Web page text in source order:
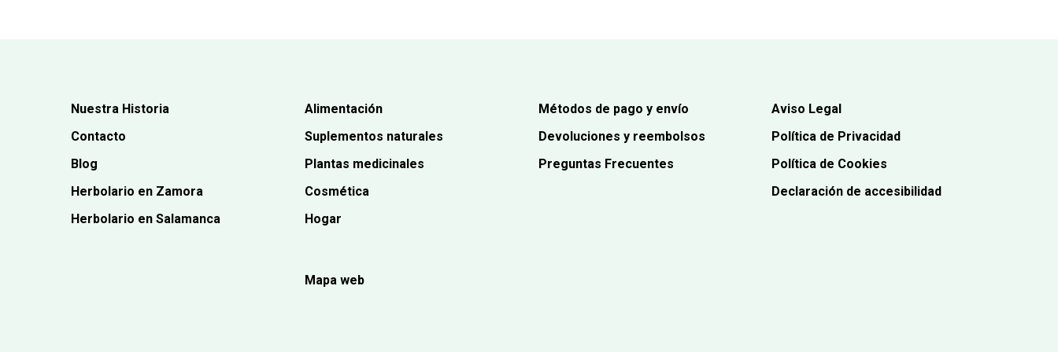
Nuestra Historia
Contacto
Blog
Herbolario en Zamora
Herbolario en Salamanca
Alimentación
Suplementos naturales
Plantas medicinales
Cosmética
Hogar
Mapa web
Métodos de pago y envío
Devoluciones y reembolsos
Preguntas Frecuentes
Aviso Legal
Política de Privacidad
Política de Cookies
Declaración de accesibilidad